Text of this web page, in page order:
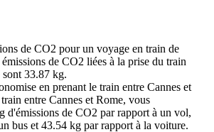
de CO2 pour un voyage en train de
de CO2 liées à la prise du train
sont 33.87 kg.
en prenant le train entre Cannes et
entre Cannes et Rome, vous
d'émissions de CO2 par rapport à un vol,
bus et 43.54 kg par rapport à la voiture.